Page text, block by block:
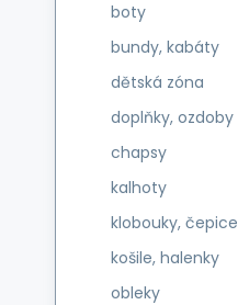
boty
bundy, kabáty
dětská zóna
doplňky, ozdoby
chapsy
kalhoty
klobouky, čepice
košile, halenky
obleky